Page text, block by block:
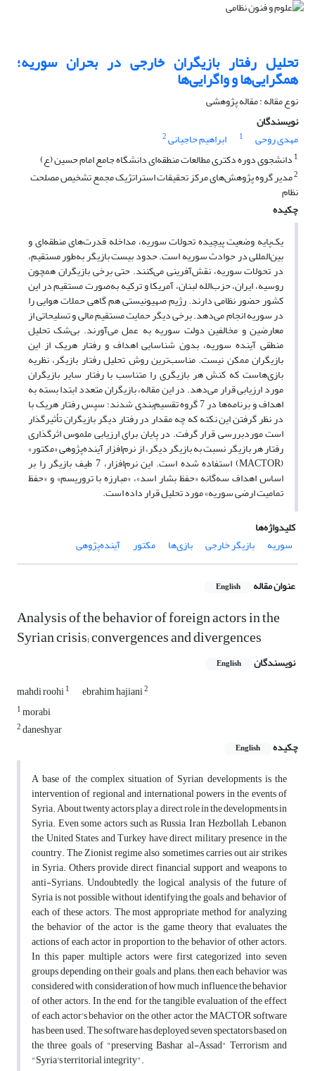
تحلیل رفتار بازیگران خارجی در بحران سوریه؛
همگرایی‌ها و واگرایی‌ها
نوع مقاله : مقاله پژوهشی
نویسندگان
مهدی روحی
1 ابراهیم حاجیانی2
1 دانشجوی دوره دکتری مطالعات منطقه‌ای دانشگاه جامع امام حسین (ع)
2مدیر گروه پژوهش‌های مرکز تحقیقات استراتژیک مجمع تشخیص مصلحت
نظام
چکیده
یک‌پایه وضعیت پیچیده تحولات سوریه، مداخله قدرت‌های منطقه‌ای و
بین‌المللی در حوادث سوریه است. حدود بیست بازیگر به‌طور مستقیم،
در تحولات سوریه، نقش‌آفرینی می‌کنند. حتی برخی بازیگران همچون
روسیه، ایران، حزب‌الله لبنان، آمریکا و ترکیه به‌صورت مستقیم در این
کشور حضور نظامی دارند. رژیم صهیونیستی هم گاهی حملات هوایی را
در سوریه انجام می‌دهد. برخی دیگر حمایت مستقیم مالی و تسلیحاتی از
معارضین و مخالفین دولت سوریه به عمل می‌آورند. بی‌شک تحلیل
منطقی آینده سوریه، بدون شناسایی اهداف و رفتار هریک از این
بازیگران ممکن نیست. مناسب‌ترین روش تحلیل رفتار بازیگر، نظریه
بازی‌هاست که کنش هر بازیگری را متناسب با رفتار سایر بازیگران
مورد ارزیابی قرار می‌دهد. در این مقاله، بازیگران متعدد ابتدا بسته به
اهداف و برنامه‌ها در 7 گروه تقسیم‌بندی شدند؛ سپس رفتار هریک با
در نظر گرفتن این نکته که چه مقدار در رفتار دیگر بازیگران تأثیرگذار
است موردبررسی قرار گرفت. در پایان برای ارزیابی ملموس اثرگذاری
رفتار هر بازیگر نسبت به بازیگر دیگر، از نرم‌افزار آینده‌پژوهی «مکتور»
(MACTOR) استفاده شده است. این نرم‌افزار، 7 طیف بازیگر را بر
اساس اهداف سه‌گانه «حفظ بشار اسد»، «مبارزه با تروریسم» و «حفظ
تمامیت ارضی سوریه» مورد تحلیل قرار داده است.
کلیدواژه‌ها
سوریه
بازیگر خارجی بازی‌ها مکتور آینده‌پژوهی
عنوان مقاله English
Analysis of the behavior of foreign actors in the
Syrian crisis; convergences and divergences
نویسندگان English
mahdi roohi1 ebrahim hajiani2
1morabi
2daneshyar
چکیده
English
A base of the complex situation of Syrian developments is the
intervention of regional and international powers in the events of
Syria. About twenty actors play a direct role in the developments in
Syria. Even some actors such as Russia, Iran, Hezbollah, Lebanon,
the United States and Turkey have direct military presence in the
country. The Zionist regime also sometimes carries out air strikes
in Syria. Others provide direct financial support and weapons to
anti-Syrians. Undoubtedly, the logical analysis of the future of
Syria is not possible without identifying the goals and behavior of
each of these actors. The most appropriate method for analyzing
the behavior of the actor is the game theory that evaluates the
actions of each actor in proportion to the behavior of other actors.
In this paper, multiple actors were first categorized into seven
groups depending on their goals and plans; then each behavior was
considered with consideration of how much influence the behavior
of other actors. In the end, for the tangible evaluation of the effect
of each actor's behavior on the other actor, the MACTOR software
has been used. The software has deployed seven spectators based on
the three goals of "preserving Bashar al-Assad" Terrorism and
"Syria's territorial integrity".